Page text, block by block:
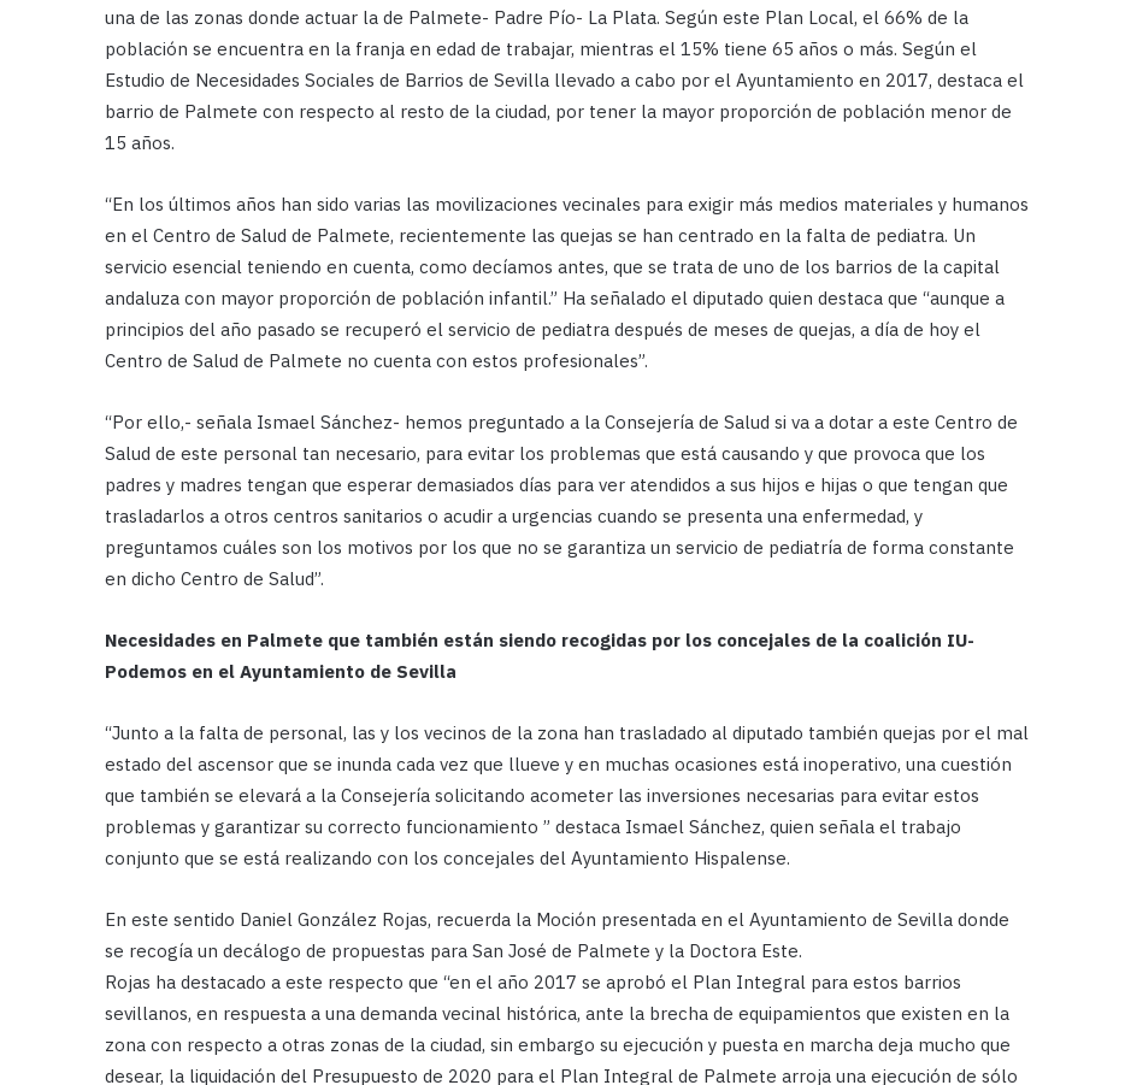
una de las zonas donde actuar la de Palmete- Padre Pío- La Plata. Según este Plan Local, el 66% de la
población se encuentra en la franja en edad de trabajar, mientras el 15% tiene 65 años o más. Según el
Estudio de Necesidades Sociales de Barrios de Sevilla llevado a cabo por el Ayuntamiento en 2017, destaca el
barrio de Palmete con respecto al resto de la ciudad, por tener la mayor proporción de población menor de
15 años.
“En los últimos años han sido varias las movilizaciones vecinales para exigir más medios materiales y humanos
en el Centro de Salud de Palmete, recientemente las quejas se han centrado en la falta de pediatra. Un
servicio esencial teniendo en cuenta, como decíamos antes, que se trata de uno de los barrios de la capital
andaluza con mayor proporción de población infantil.” Ha señalado el diputado quien destaca que “aunque a
principios del año pasado se recuperó el servicio de pediatra después de meses de quejas, a día de hoy el
Centro de Salud de Palmete no cuenta con estos profesionales”.
“Por ello,- señala Ismael Sánchez- hemos preguntado a la Consejería de Salud si va a dotar a este Centro de
Salud de este personal tan necesario, para evitar los problemas que está causando y que provoca que los
padres y madres tengan que esperar demasiados días para ver atendidos a sus hijos e hijas o que tengan que
trasladarlos a otros centros sanitarios o acudir a urgencias cuando se presenta una enfermedad, y
preguntamos cuáles son los motivos por los que no se garantiza un servicio de pediatría de forma constante
en dicho Centro de Salud”.
Necesidades en Palmete que también están siendo recogidas por los concejales de la coalición IU-
Podemos en el Ayuntamiento de Sevilla
“Junto a la falta de personal, las y los vecinos de la zona han trasladado al diputado también quejas por el mal
estado del ascensor que se inunda cada vez que llueve y en muchas ocasiones está inoperativo, una cuestión
que también se elevará a la Consejería solicitando acometer las inversiones necesarias para evitar estos
problemas y garantizar su correcto funcionamiento ” destaca Ismael Sánchez, quien señala el trabajo
conjunto que se está realizando con los concejales del Ayuntamiento Hispalense.
En este sentido Daniel González Rojas, recuerda la Moción presentada en el Ayuntamiento de Sevilla donde
se recogía un decálogo de propuestas para San José de Palmete y la Doctora Este.
Rojas ha destacado a este respecto que “en el año 2017 se aprobó el Plan Integral para estos barrios
sevillanos, en respuesta a una demanda vecinal histórica, ante la brecha de equipamientos que existen en la
zona con respecto a otras zonas de la ciudad, sin embargo su ejecución y puesta en marcha deja mucho que
desear, la liquidación del Presupuesto de 2020 para el Plan Integral de Palmete arroja una ejecución de sólo